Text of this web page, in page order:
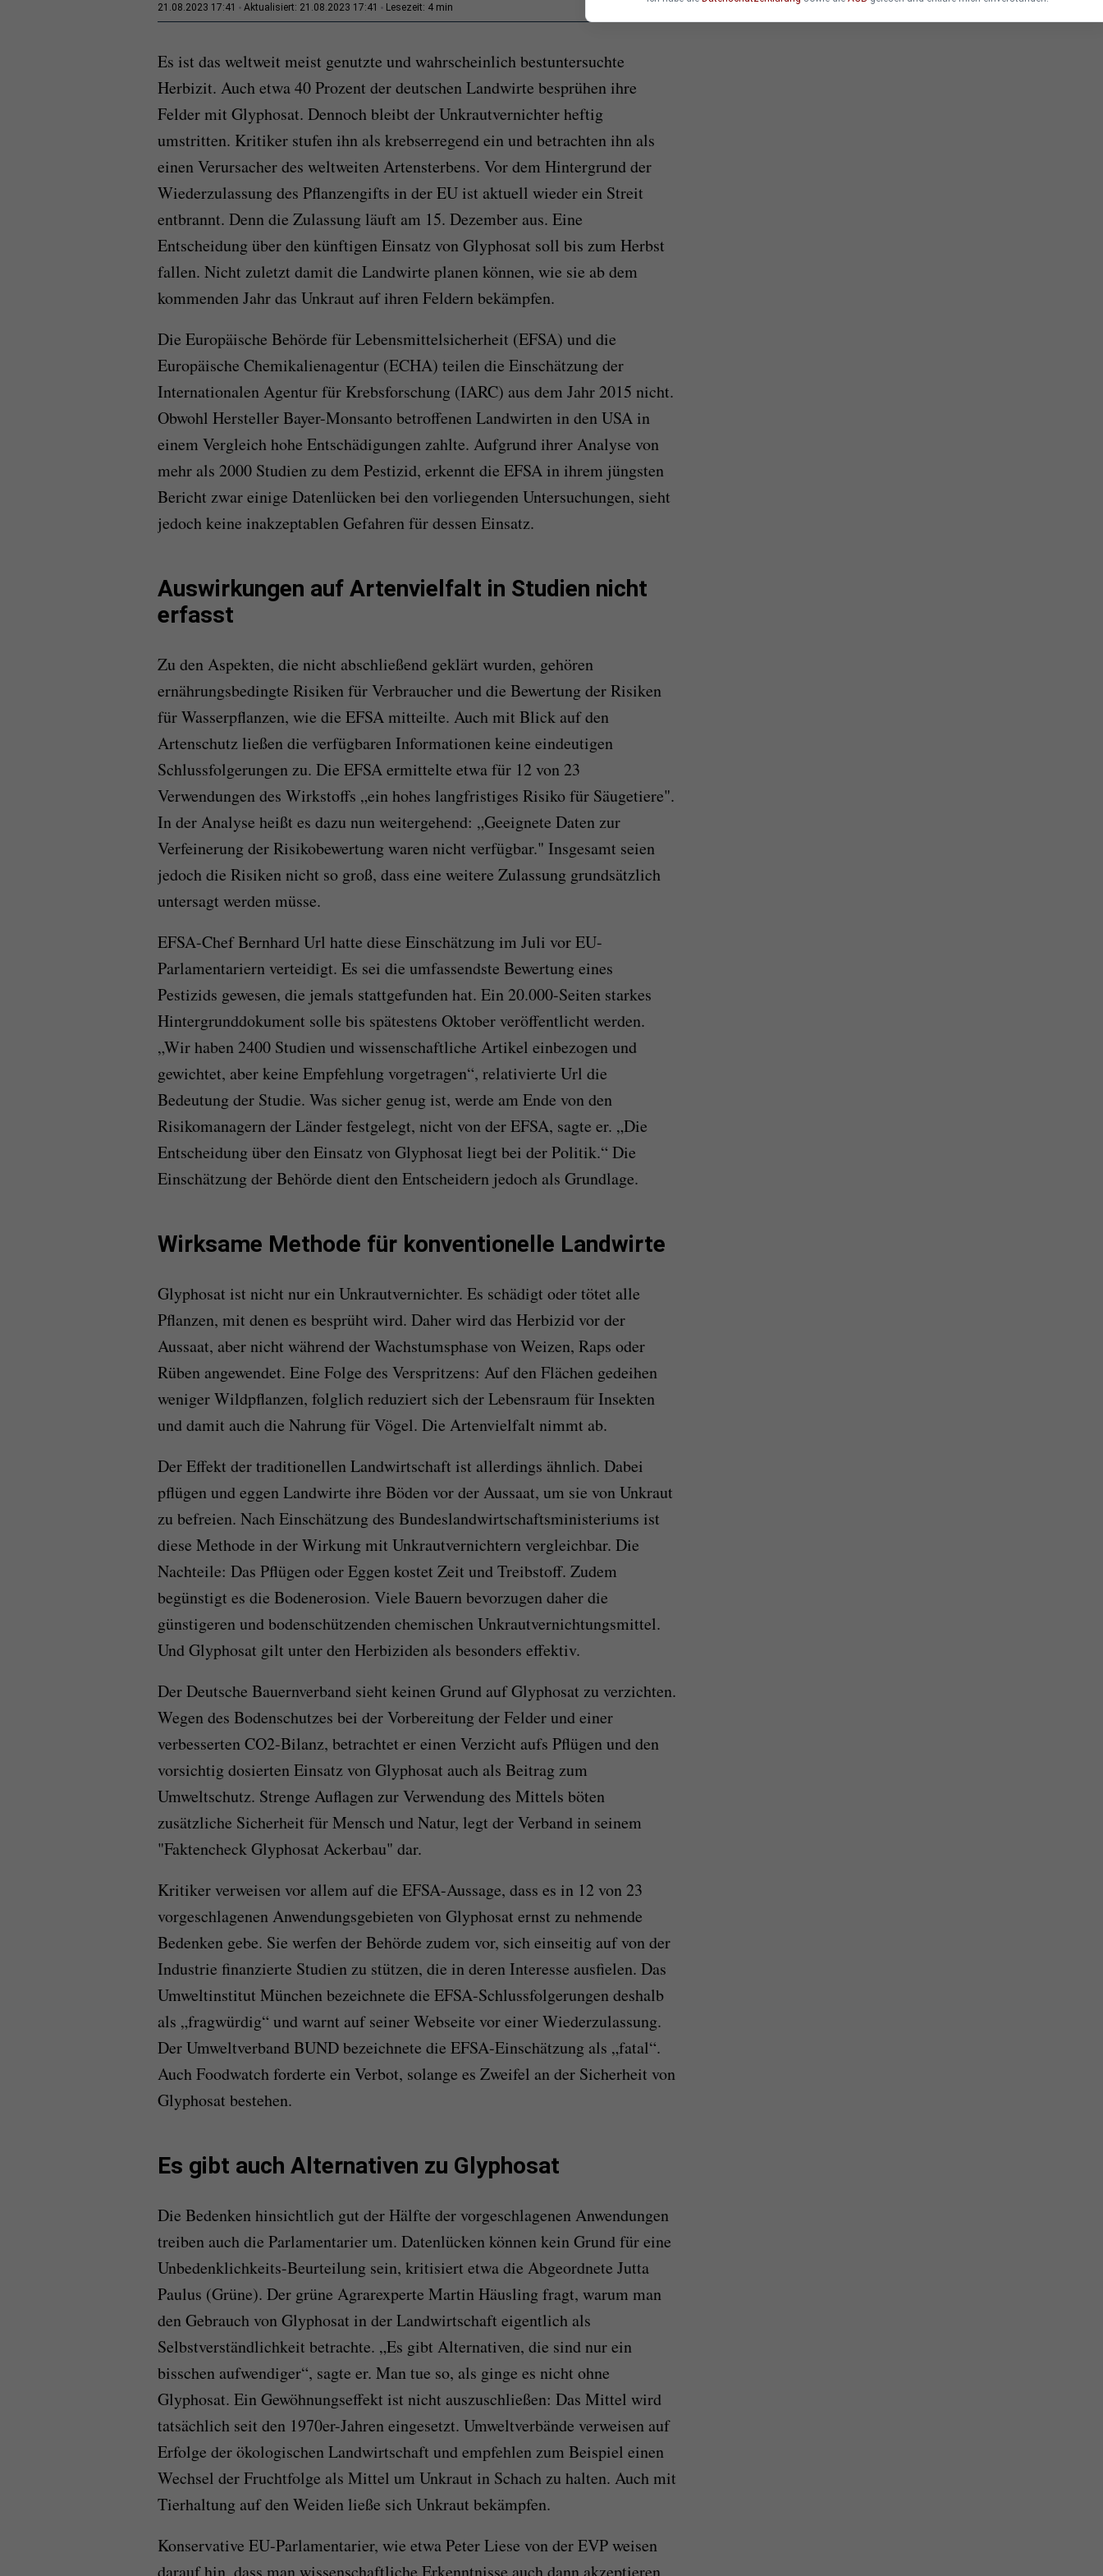
21.08.2023 17:41 Aktualisiert: 21.08.2023 17:41 Lesezeit: 4 min
Es ist das weltweit meist genutzte und wahrscheinlich bestuntersuchte
Herbizit. Auch etwa 40 Prozent der deutschen Landwirte besprühen ihre
Felder mit Glyphosat. Dennoch bleibt der Unkrautvernichter heftig
umstritten. Kritiker stufen ihn als krebserregend ein und betrachten ihn als
einen Verursacher des weltweiten Artensterbens. Vor dem Hintergrund der
Wiederzulassung des Pflanzengifts in der EU ist aktuell wieder ein Streit
entbrannt. Denn die Zulassung läuft am 15. Dezember aus. Eine
Entscheidung über den künftigen Einsatz von Glyphosat soll bis zum Herbst
fallen. Nicht zuletzt damit die Landwirte planen können, wie sie ab dem
kommenden Jahr das Unkraut auf ihren Feldern bekämpfen.
Die Europäische Behörde für Lebensmittelsicherheit (EFSA) und die
Europäische Chemikalienagentur (ECHA) teilen die Einschätzung der
Internationalen Agentur für Krebsforschung (IARC) aus dem Jahr 2015 nicht.
Obwohl Hersteller Bayer-Monsanto betroffenen Landwirten in den USA in
einem Vergleich hohe Entschädigungen zahlte. Aufgrund ihrer Analyse von
mehr als 2000 Studien zu dem Pestizid, erkennt die EFSA in ihrem jüngsten
Bericht zwar einige Datenlücken bei den vorliegenden Untersuchungen, sieht
jedoch keine inakzeptablen Gefahren für dessen Einsatz.
Auswirkungen auf Artenvielfalt in Studien nicht
erfasst
Zu den Aspekten, die nicht abschließend geklärt wurden, gehören
ernährungsbedingte Risiken für Verbraucher und die Bewertung der Risiken
für Wasserpflanzen, wie die EFSA mitteilte. Auch mit Blick auf den
Artenschutz ließen die verfügbaren Informationen keine eindeutigen
Schlussfolgerungen zu. Die EFSA ermittelte etwa für 12 von 23
Verwendungen des Wirkstoffs „ein hohes langfristiges Risiko für Säugetiere".
In der Analyse heißt es dazu nun weitergehend: „Geeignete Daten zur
Verfeinerung der Risikobewertung waren nicht verfügbar." Insgesamt seien
jedoch die Risiken nicht so groß, dass eine weitere Zulassung grundsätzlich
untersagt werden müsse.
EFSA-Chef Bernhard Url hatte diese Einschätzung im Juli vor EU-
Parlamentariern verteidigt. Es sei die umfassendste Bewertung eines
Pestizids gewesen, die jemals stattgefunden hat. Ein 20.000-Seiten starkes
Hintergrunddokument solle bis spätestens Oktober veröffentlicht werden.
„Wir haben 2400 Studien und wissenschaftliche Artikel einbezogen und
gewichtet, aber keine Empfehlung vorgetragen“, relativierte Url die
Bedeutung der Studie. Was sicher genug ist, werde am Ende von den
Risikomanagern der Länder festgelegt, nicht von der EFSA, sagte er. „Die
Entscheidung über den Einsatz von Glyphosat liegt bei der Politik.“ Die
Einschätzung der Behörde dient den Entscheidern jedoch als Grundlage.
Wirksame Methode für konventionelle Landwirte
Glyphosat ist nicht nur ein Unkrautvernichter. Es schädigt oder tötet alle
Pflanzen, mit denen es besprüht wird. Daher wird das Herbizid vor der
Aussaat, aber nicht während der Wachstumsphase von Weizen, Raps oder
Rüben angewendet. Eine Folge des Verspritzens: Auf den Flächen gedeihen
weniger Wildpflanzen, folglich reduziert sich der Lebensraum für Insekten
und damit auch die Nahrung für Vögel. Die Artenvielfalt nimmt ab.
Der Effekt der traditionellen Landwirtschaft ist allerdings ähnlich. Dabei
pflügen und eggen Landwirte ihre Böden vor der Aussaat, um sie von Unkraut
zu befreien. Nach Einschätzung des Bundeslandwirtschaftsministeriums ist
diese Methode in der Wirkung mit Unkrautvernichtern vergleichbar. Die
Nachteile: Das Pflügen oder Eggen kostet Zeit und Treibstoff. Zudem
begünstigt es die Bodenerosion. Viele Bauern bevorzugen daher die
günstigeren und bodenschützenden chemischen Unkrautvernichtungsmittel.
Und Glyphosat gilt unter den Herbiziden als besonders effektiv.
Der Deutsche Bauernverband sieht keinen Grund auf Glyphosat zu verzichten.
Wegen des Bodenschutzes bei der Vorbereitung der Felder und einer
verbesserten CO2-Bilanz, betrachtet er einen Verzicht aufs Pflügen und den
vorsichtig dosierten Einsatz von Glyphosat auch als Beitrag zum
Umweltschutz. Strenge Auflagen zur Verwendung des Mittels böten
zusätzliche Sicherheit für Mensch und Natur, legt der Verband in seinem
"Faktencheck Glyphosat Ackerbau" dar.
Kritiker verweisen vor allem auf die EFSA-Aussage, dass es in 12 von 23
vorgeschlagenen Anwendungsgebieten von Glyphosat ernst zu nehmende
Bedenken gebe. Sie werfen der Behörde zudem vor, sich einseitig auf von der
Industrie finanzierte Studien zu stützen, die in deren Interesse ausfielen. Das
Umweltinstitut München bezeichnete die EFSA-Schlussfolgerungen deshalb
als „fragwürdig“ und warnt auf seiner Webseite vor einer Wiederzulassung.
Der Umweltverband BUND bezeichnete die EFSA-Einschätzung als „fatal“.
Auch Foodwatch forderte ein Verbot, solange es Zweifel an der Sicherheit von
Glyphosat bestehen.
Es gibt auch Alternativen zu Glyphosat
Die Bedenken hinsichtlich gut der Hälfte der vorgeschlagenen Anwendungen
treiben auch die Parlamentarier um. Datenlücken können kein Grund für eine
Unbedenklichkeits-Beurteilung sein, kritisiert etwa die Abgeordnete Jutta
Paulus (Grüne). Der grüne Agrarexperte Martin Häusling fragt, warum man
den Gebrauch von Glyphosat in der Landwirtschaft eigentlich als
Selbstverständlichkeit betrachte. „Es gibt Alternativen, die sind nur ein
bisschen aufwendiger“, sagte er. Man tue so, als ginge es nicht ohne
Glyphosat. Ein Gewöhnungseffekt ist nicht auszuschließen: Das Mittel wird
tatsächlich seit den 1970er-Jahren eingesetzt. Umweltverbände verweisen auf
Erfolge der ökologischen Landwirtschaft und empfehlen zum Beispiel einen
Wechsel der Fruchtfolge als Mittel um Unkraut in Schach zu halten. Auch mit
Tierhaltung auf den Weiden ließe sich Unkraut bekämpfen.
Konservative EU-Parlamentarier, wie etwa Peter Liese von der EVP weisen
darauf hin, dass man wissenschaftliche Erkenntnisse auch dann akzeptieren